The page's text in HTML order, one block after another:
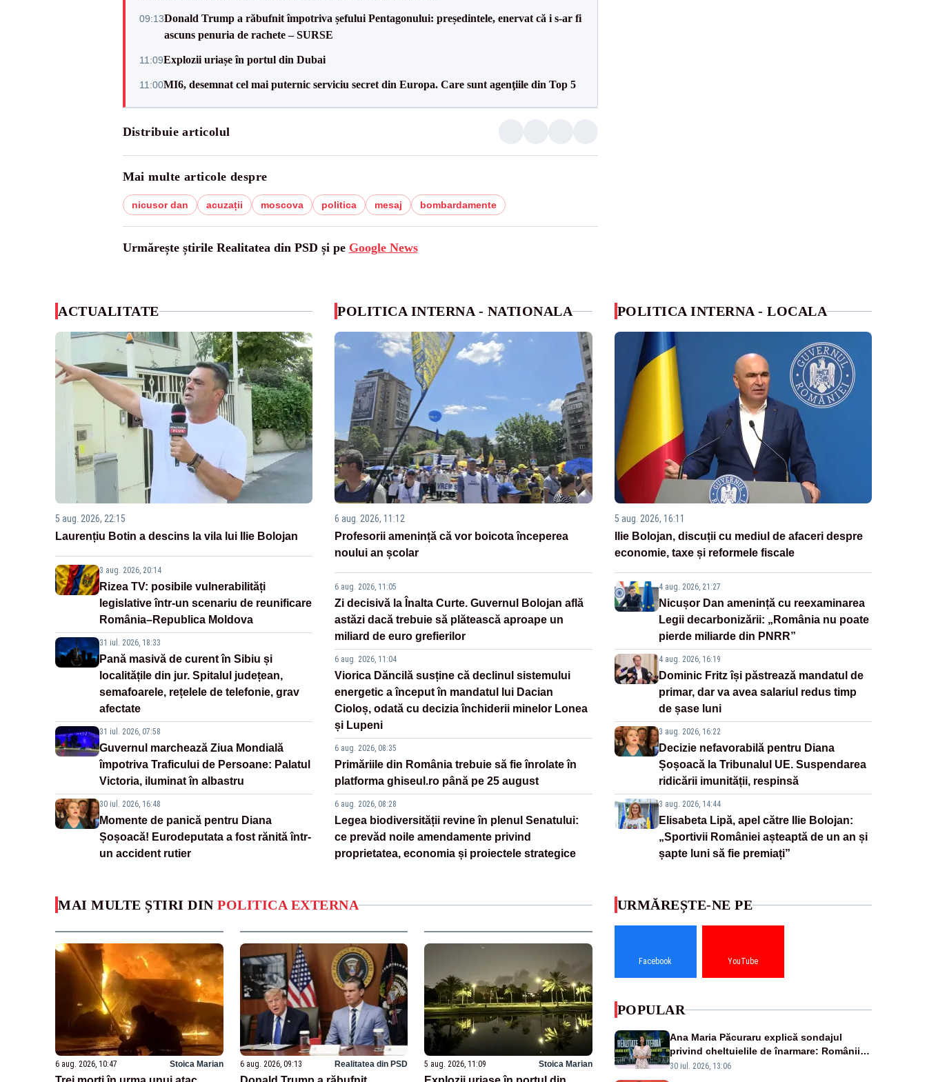
09:13Donald Trump a răbufnit împotriva șefului Pentagonului: președintele, enervat că i s-ar fi
ascuns penuria de rachete – SURSE
11:09Explozii uriașe în portul din Dubai
11:00MI6, desemnat cel mai puternic serviciu secret din Europa. Care sunt agenţiile din Top 5
Distribuie articolul
Mai multe articole despre
nicusor dan acuzații moscova politica mesaj bombardamente
Urmărește știrile Realitatea din PSD și pe Google News
ACTUALITATE
5 aug. 2026, 22:15
Laurențiu Botin a descins la vila lui Ilie Bolojan
3 aug. 2026, 20:14
Rizea TV: posibile vulnerabilități
legislative într-un scenariu de reunificare
România–Republica Moldova
31 iul. 2026, 18:33
Pană masivă de curent în Sibiu și
localitățile din jur. Spitalul județean,
semafoarele, rețelele de telefonie, grav
afectate
31 iul. 2026, 07:58
Guvernul marchează Ziua Mondială
împotriva Traficului de Persoane: Palatul
Victoria, iluminat în albastru
30 iul. 2026, 16:48
Momente de panică pentru Diana
Șoșoacă! Eurodeputata a fost rănită într-
un accident rutier
POLITICA INTERNA - NATIONALA
6 aug. 2026, 11:12
Profesorii amenință că vor boicota începerea
noului an școlar
6 aug. 2026, 11:05
Zi decisivă la Înalta Curte. Guvernul Bolojan află
astăzi dacă trebuie să plătească aproape un
miliard de euro grefierilor
6 aug. 2026, 11:04
Viorica Dăncilă susține că declinul sistemului
energetic a început în mandatul lui Dacian
Cioloș, odată cu decizia închiderii minelor Lonea
și Lupeni
6 aug. 2026, 08:35
Primăriile din România trebuie să fie înrolate în
platforma ghiseul.ro până pe 25 august
6 aug. 2026, 08:28
Legea biodiversității revine în plenul Senatului:
ce prevăd noile amendamente privind
proprietatea, economia și proiectele strategice
POLITICA INTERNA - LOCALA
5 aug. 2026, 16:11
Ilie Bolojan, discuții cu mediul de afaceri despre
economie, taxe și reformele fiscale
4 aug. 2026, 21:27
Nicușor Dan amenință cu reexaminarea
Legii decarbonizării: „România nu poate
pierde miliarde din PNRR”
4 aug. 2026, 16:19
Dominic Fritz își păstrează mandatul de
primar, dar va avea salariul redus timp
de șase luni
3 aug. 2026, 16:22
Decizie nefavorabilă pentru Diana
Șoșoacă la Tribunalul UE. Suspendarea
ridicării imunității, respinsă
3 aug. 2026, 14:44
Elisabeta Lipă, apel către Ilie Bolojan:
„Sportivii României așteaptă de un an și
șapte luni să fie premiați”
MAI MULTE ȘTIRI DIN POLITICA EXTERNA
6 aug. 2026, 10:47 Stoica Marian 6 aug. 2026, 09:13 Realitatea din PSD 5 aug. 2026, 11:09 Stoica Marian
URMĂREȘTE-NE PE
Facebook YouTube
POPULAR
Ana Maria Păcuraru explică sondajul
privind cheltuielile de înarmare: Românii
cer transparență în achiziții și un echilibru
30 iul. 2026, 13:06